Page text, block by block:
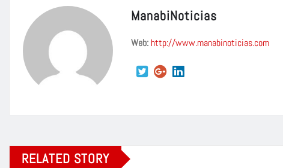
ManabiNoticias
Web: http://www.manabinoticias.com
RELATED STORY